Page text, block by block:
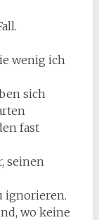
wenig ich
sich
fast
seinen
ignorieren.
wo keine